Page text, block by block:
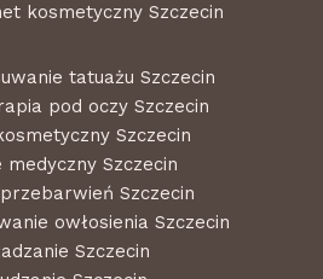
kosmetyczny Szczecin
tatuażu Szczecin
pod oczy Szczecin
Szczecin
medyczny Szczecin
Szczecin
owłosienia Szczecin
Szczecin